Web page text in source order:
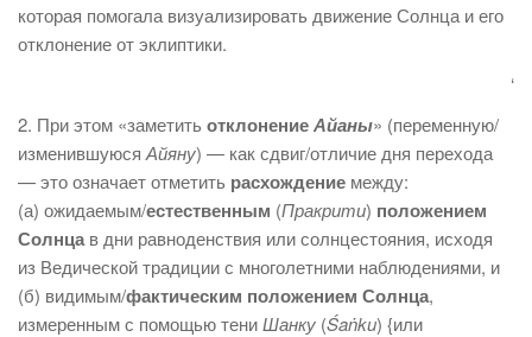
которая помогала визуализировать движение Солнца и его
отклонение от эклиптики.
‘
2. При этом «заметитьотклонениеАйаны» (переменную/
изменившуюся Айяну) — как сдвиг/отличие дня перехода
— это означает отметить расхождение между:
(а) ожидаемым/естественным (Пракрити) положением
Солнца в дни равноденствия или солнцестояния, исходя
из Ведической традиции с многолетними наблюдениями, и
(б) видимым/фактическим положением Солнца,
измеренным с помощью тениШанку (Śaṅku) {или